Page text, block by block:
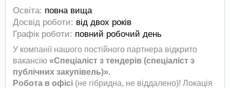
Освіта: повна вища
Досвід роботи: від двох років
Графік роботи: повний робочий день
У компанії нашого постійного партнера відкрито
вакансію«Спеціаліст з тендерів (спеціаліст з
публічних закупівель)».
Робота в офісі (не гібридна, не віддалено)! Локація